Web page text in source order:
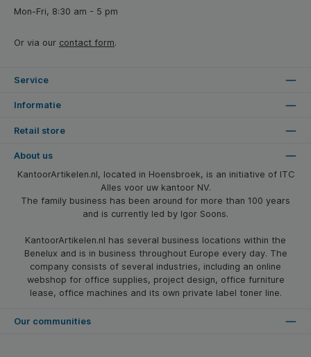
Mon-Fri, 8:30 am - 5 pm
Or via our contact form.
Service
Informatie
Retail store
About us
KantoorArtikelen.nl, located in Hoensbroek, is an initiative of ITC
Alles voor uw kantoor NV.
The family business has been around for more than 100 years
and is currently led by Igor Soons.
KantoorArtikelen.nl has several business locations within the
Benelux and is in business throughout Europe every day. The
company consists of several industries, including an online
webshop for office supplies, project design, office furniture
lease, office machines and its own private label toner line.
Our communities